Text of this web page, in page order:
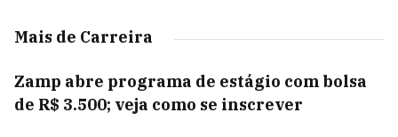
Mais de Carreira
Zamp abre programa de estágio com bolsa
de R$ 3.500; veja como se inscrever